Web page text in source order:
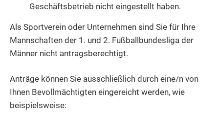
Geschäftsbetrieb nicht eingestellt haben.
Als Sportverein oder Unternehmen sind Sie für Ihre
Mannschaften der 1. und 2. Fußballbundesliga der
Männer nicht antragsberechtigt.
Anträge können Sie ausschließlich durch eine/n von
Ihnen Bevollmächtigten eingereicht werden, wie
beispielsweise: